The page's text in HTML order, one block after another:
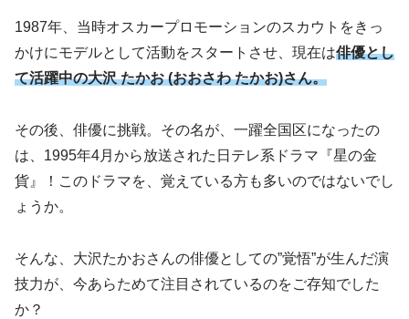
1987年、当時オスカープロモーションのスカウトをきっ
かけにモデルとして活動をスタートさせ、現在は俳優とし
て活躍中の大沢 たかお (おおさわ たかお)さん。
その後、俳優に挑戦。その名が、一躍全国区になったの
は、1995年4月から放送された日テレ系ドラマ『星の金
貨』！このドラマを、覚えている方も多いのではないでし
ょうか。
そんな、大沢たかおさんの俳優としての”覚悟”が生んだ演
技力が、今あらためて注目されているのをご存知でした
か？